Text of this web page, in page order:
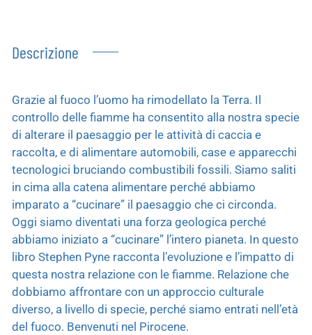
Descrizione
Grazie al fuoco l’uomo ha rimodellato la Terra. Il
controllo delle fiamme ha consentito alla nostra specie
di alterare il paesaggio per le attività di caccia e
raccolta, e di alimentare automobili, case e apparecchi
tecnologici bruciando combustibili fossili. Siamo saliti
in cima alla catena alimentare perché abbiamo
imparato a “cucinare” il paesaggio che ci circonda.
Oggi siamo diventati una forza geologica perché
abbiamo iniziato a “cucinare” l’intero pianeta. In questo
libro Stephen Pyne racconta l’evoluzione e l’impatto di
questa nostra relazione con le fiamme. Relazione che
dobbiamo affrontare con un approccio culturale
diverso, a livello di specie, perché siamo entrati nell’età
del fuoco. Benvenuti nel Pirocene.